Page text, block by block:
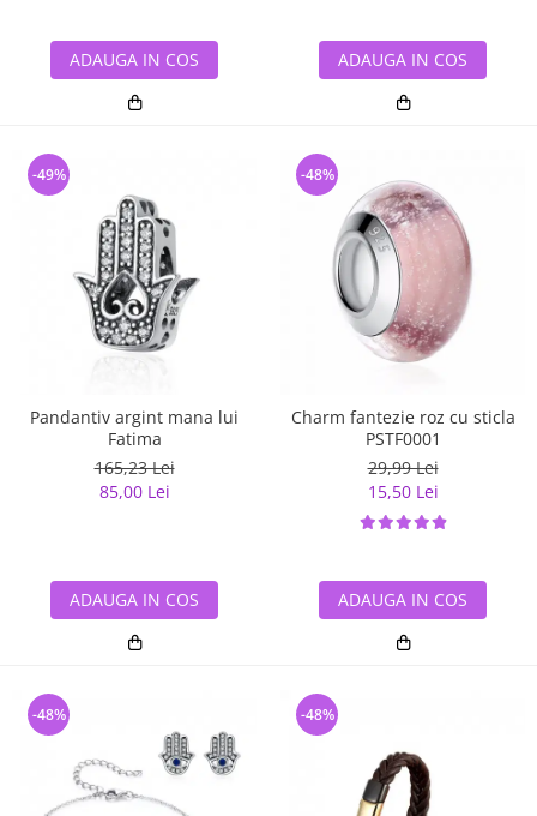
ADAUGA IN COS ADAUGA IN COS
Pandantiv argint mana lui
Fatima
165,23 Lei
85,00 Lei
-49%
ADAUGA IN COS
Charm fantezie roz cu sticla
PSTF0001
29,99 Lei
15,50 Lei
-48%
ADAUGA IN COS
-48% -48%